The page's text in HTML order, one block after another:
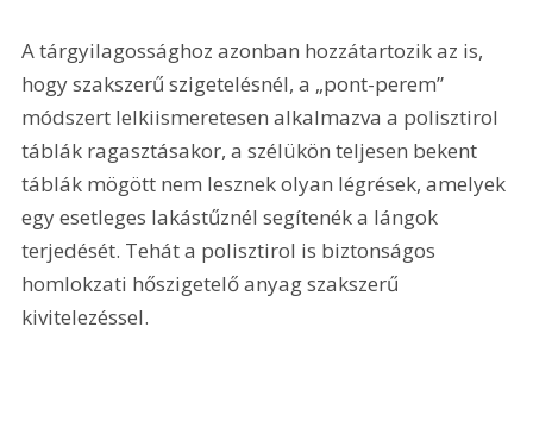
A tárgyilagossághoz azonban hozzátartozik az is,
hogy szakszerű szigetelésnél, a „pont-perem”
módszert lelkiismeretesen alkalmazva a polisztirol
táblák ragasztásakor, a szélükön teljesen bekent
táblák mögött nem lesznek olyan légrések, amelyek
egy esetleges lakástűznél segítenék a lángok
terjedését. Tehát a polisztirol is biztonságos
homlokzati hőszigetelő anyag szakszerű
kivitelezéssel.